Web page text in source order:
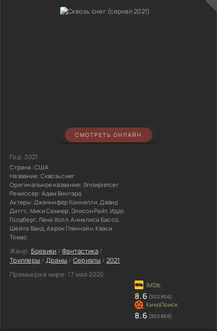
СМОТРЕТЬ ОНЛАЙН
Год:2021
Страна:США
Название: Сквозь снег
Оригинальное название: Snowpiercer
Режиссер: Адам Вингард
Актеры:Дженнифер Коннелли, Давид
Диггс, Мики Самнер, Элисон Райт, Иддо
Голдберг, Лена Холл, Анналиса Бассо,
Шейла Ванд, Аарон Гленнэйн, Кваси
Томас
Жанр: Боевики /Фантастика/
Триллеры / Драмы / Сериалы / 2021
Премьера в мире: 17 мая 2020
8.6 (302 856)
8.6 (302 856)